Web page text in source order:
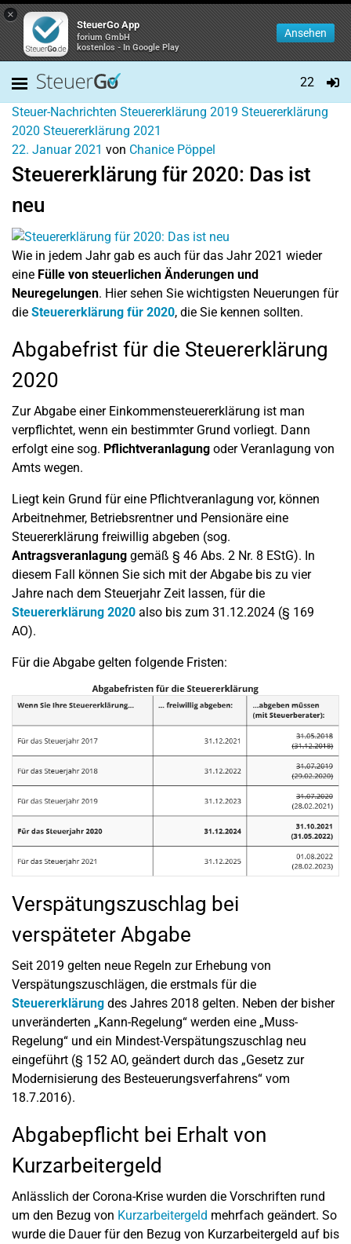
×
SteuerGo App
forium GmbH
kostenlos - In Google Play
Ansehen
22
Steuer-Nachrichten Steuererklärung 2019 Steuererklärung
2020 Steuererklärung 2021
22. Januar 2021 von Chanice Pöppel
Steuererklärung für 2020: Das ist
neu
Wie in jedem Jahr gab es auch für das Jahr 2021 wieder
eine Fülle von steuerlichen Änderungen und
Neuregelungen. Hier sehen Sie wichtigsten Neuerungen für
die Steuererklärung für 2020, die Sie kennen sollten.
Abgabefrist für die Steuererklärung
2020
Zur Abgabe einer Einkommensteuererklärung ist man
verpflichtet, wenn ein bestimmter Grund vorliegt. Dann
erfolgt eine sog. Pflichtveranlagung oder Veranlagung von
Amts wegen.
Liegt kein Grund für eine Pflichtveranlagung vor, können
Arbeitnehmer, Betriebsrentner und Pensionäre eine
Steuererklärung freiwillig abgeben (sog.
Antragsveranlagung gemäß § 46 Abs. 2 Nr. 8 EStG). In
diesem Fall können Sie sich mit der Abgabe bis zu vier
Jahre nach dem Steuerjahr Zeit lassen, für die
Steuererklärung 2020 also bis zum 31.12.2024 (§ 169
AO).
Für die Abgabe gelten folgende Fristen:
Verspätungszuschlag bei
verspäteter Abgabe
Seit 2019 gelten neue Regeln zur Erhebung von
Verspätungszuschlägen, die erstmals für die
Steuererklärung des Jahres 2018 gelten. Neben der bisher
unveränderten „Kann-Regelung“ werden eine „Muss-
Regelung“ und ein Mindest-Verspätungszuschlag neu
eingeführt (§ 152 AO, geändert durch das „Gesetz zur
Modernisierung des Besteuerungsverfahrens“ vom
18.7.2016).
Abgabepflicht bei Erhalt von
Kurzarbeitergeld
Anlässlich der Corona-Krise wurden die Vorschriften rund
um den Bezug von Kurzarbeitergeld mehrfach geändert. So
wurde die Dauer für den Bezug von Kurzarbeitergeld auf bis